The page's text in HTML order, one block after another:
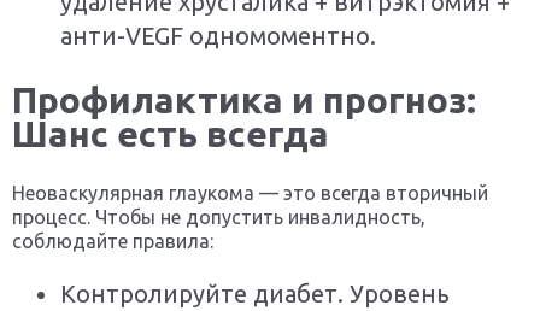
анти-VEGF одномоментно.
Профилактика и прогноз:
Шанс есть всегда
Неоваскулярная глаукома — это всегда вторичный
процесс. Чтобы не допустить инвалидность,
соблюдайте правила:
Контролируйте диабет. Уровень